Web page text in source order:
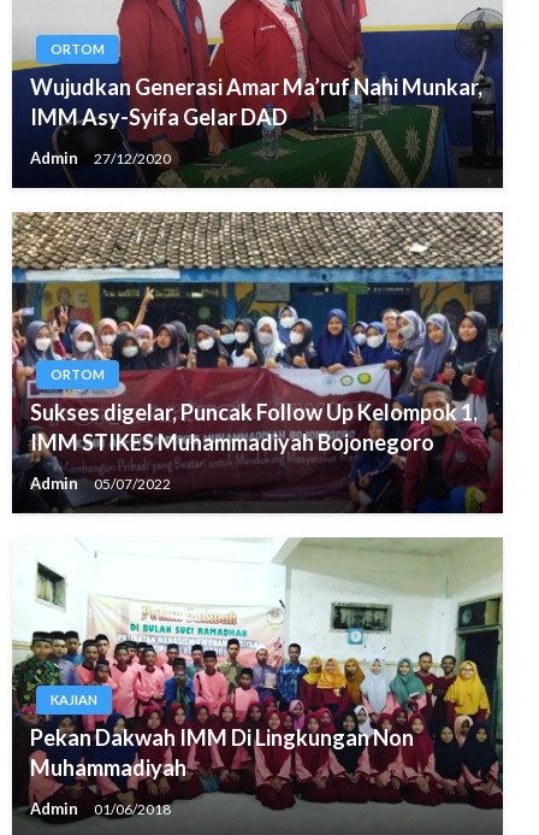
ORTOM
Wujudkan Generasi Amar Ma’ruf Nahi Munkar,
IMM Asy-Syifa Gelar DAD
Admin 27/12/2020
ORTOM
Sukses digelar, Puncak Follow Up Kelompok 1,
IMM STIKES Muhammadiyah Bojonegoro
Admin 05/07/2022
KAJIAN
Pekan Dakwah IMM Di Lingkungan Non
Muhammadiyah
Admin 01/06/2018